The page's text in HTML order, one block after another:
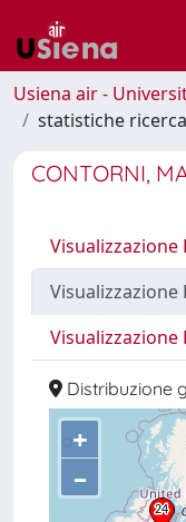
Usiena air -
statistiche
CONTORNI,
Visualizzazione
Visualizzazione
Visualizzazione
Distribuzione
+
–